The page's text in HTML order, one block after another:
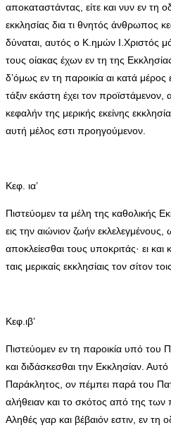
αποκαταστάντας, είτε και νυν εν τη
εκκλησίας δια τι θνητός άνθρωπος
δύναται, αυτός ο Κ.ημών Ι.Χριστός
τους οίακας έχων εν τη της
δ’όμως εν τη παροικία αι κατά μέρος
τάξιν εκάστη έχει τον προϊστάμενον,
κεφαλήν της μερικής εκείνης
αυτή μέλος εστι προηγούμενον.
Κεφ. ια’
Πιστεύομεν τα μέλη της καθολικής
εις την αιώνιον ζωήν
αποκλείεσθαι τους υποκριτάς· ει
ταις μερικαίς εκκλησίαις τον σίτον
Κεφ.ιβ’
Πιστεύομεν εν τη παροικία υπό του
και διδάσκεσθαι την Εκκλησίαν.
Παράκλητος, ον πέμπει παρά του
αλήθειαν και το σκότος από της των
Αληθές γαρ και βέβαιόν εστιν, εν τη